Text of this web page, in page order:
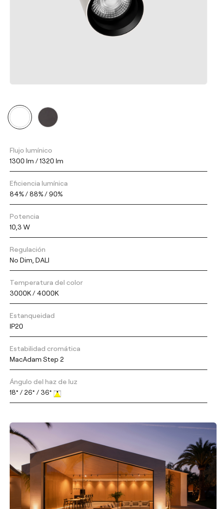
Flujo lumínico
1300 lm / 1320 lm
Eficiencia lumínica
84% / 88% / 90%
Potencia
10,3 W
Regulación
No Dim, DALI
Temperatura del color
3000K / 4000K
Estanqueidad
IP20
Estabilidad cromática
MacAdam Step 2
Ángulo del haz de luz
18° / 26° / 36°